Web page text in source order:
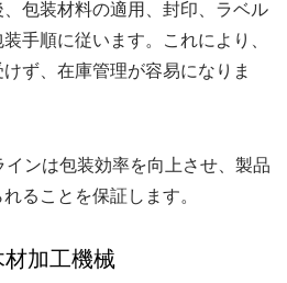
包装材料の適用、封印、ラベル
手順に従います。これにより、
ず、在庫管理が容易になりま
ンは包装効率を向上させ、製品
ることを保証します。
材加工機械